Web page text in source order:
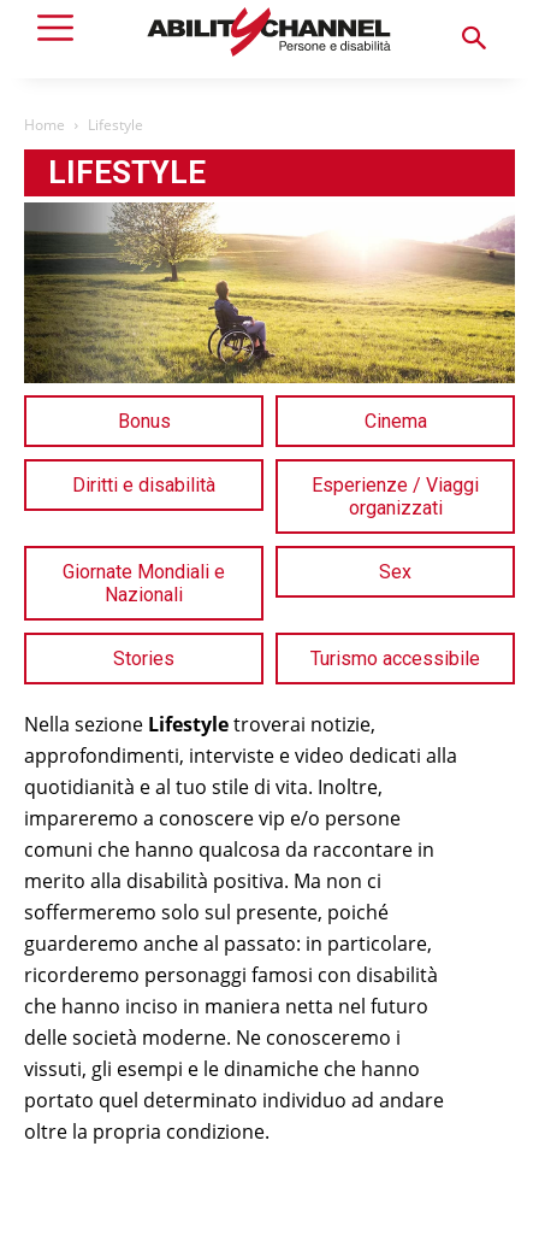
Home Lifestyle
LIFESTYLE
Bonus Cinema
Diritti e disabilità
Esperienze / Viaggi
organizzati
Giornate Mondiali e
Nazionali
Sex
Stories Turismo accessibile
Nella sezione Lifestyletroverai notizie,
approfondimenti, interviste e video dedicati alla
quotidianità e al tuo stile di vita. Inoltre,
impareremo a conoscere vip e/o persone
comuni che hanno qualcosa da raccontare in
merito alla disabilità positiva. Ma non ci
soffermeremo solo sul presente, poiché
guarderemo anche al passato: in particolare,
ricorderemo personaggi famosi con disabilità
che hanno inciso in maniera netta nel futuro
delle società moderne. Ne conosceremo i
vissuti, gli esempi e le dinamiche che hanno
portato quel determinato individuo ad andare
oltre la propria condizione.